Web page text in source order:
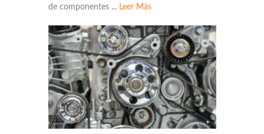
de componentes ... Leer Más